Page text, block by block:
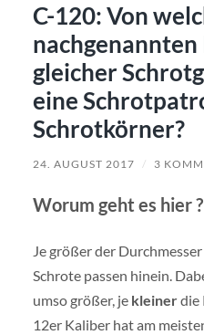
C-120: Von
gleicher
eine
Schrotkörner?
24. AUGUST 2017 / 3
Worum geht es hier ?
Je größer der
Schrote passen hinein.
umso größer, je kleinerdie
12er Kaliber hat am